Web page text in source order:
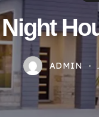
Night
ADMIN